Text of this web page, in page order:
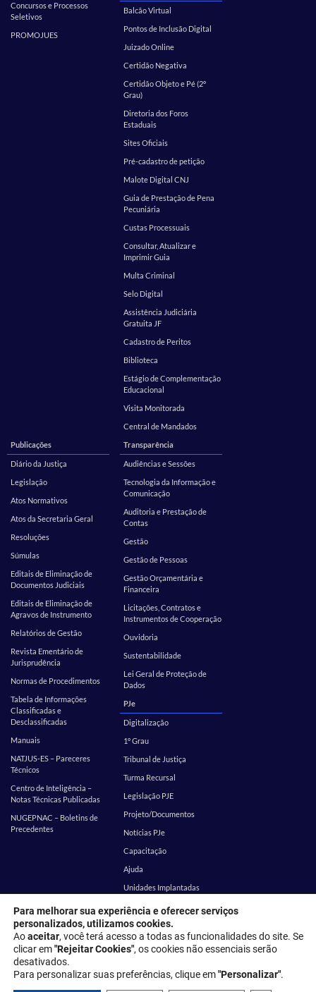
Concursos e Processos
Seletivos
PROMOJUES
Balcão Virtual
Pontos de Inclusão Digital
Juizado Online
Certidão Negativa
Certidão Objeto e Pé (2º
Grau)
Diretoria dos Foros
Estaduais
Sites Oficiais
Pré-cadastro de petição
Malote Digital CNJ
Guia de Prestação de Pena
Pecuniária
Custas Processuais
Consultar, Atualizar e
Imprimir Guia
Multa Criminal
Selo Digital
Assistência Judiciária
Gratuita JF
Cadastro de Peritos
Biblioteca
Estágio de Complementação
Educacional
Visita Monitorada
Central de Mandados
Publicações
Diário da Justiça
Legislação
Atos Normativos
Atos da Secretaria Geral
Resoluções
Súmulas
Editais de Eliminação de
Documentos Judiciais
Editais de Eliminação de
Agravos de Instrumento
Relatórios de Gestão
Revista Ementário de
Jurisprudência
Normas de Procedimentos
Tabela de Informações
Classificadas e
Desclassificadas
Manuais
NATJUS-ES – Pareceres
Técnicos
Centro de Inteligência –
Notas Técnicas Publicadas
NUGEPNAC – Boletins de
Precedentes
Transparência
Audiências e Sessões
Tecnologia da Informação e
Comunicação
Auditoria e Prestação de
Contas
Gestão
Gestão de Pessoas
Gestão Orçamentária e
Financeira
Licitações, Contratos e
Instrumentos de Cooperação
Ouvidoria
Sustentabilidade
Lei Geral de Proteção de
Dados
PJe
Digitalização
1º Grau
Tribunal de Justiça
Turma Recursal
Legislação PJE
Projeto/Documentos
Notícias PJe
Capacitação
Ajuda
Unidades Implantadas
Estatística
SEI
EMES Corregedoria
Endereço: Rua Desembargador Homero Mafra, 60 - Enseada do Suá,
Vitória - ES, 29050-906
Para melhorar sua experiência e oferecer serviços
personalizados, utilizamos cookies.
Aoaceitar, você terá acesso a todas as funcionalidades do site. Se
clicar em"Rejeitar Cookies", os cookies não essenciais serão
desativados.
Para personalizar suas preferências, clique em"Personalizar".